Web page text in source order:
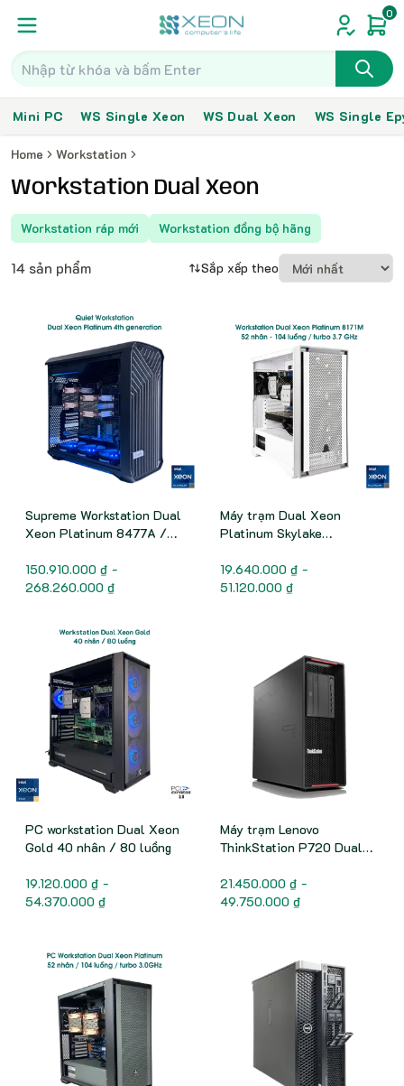
0
Mini PC WS Single Xeon WS Dual Xeon WS Single
Home Workstation
Workstation Dual Xeon
Workstation ráp mới Workstation đồng bộ hãng
14 sản phẩm Sắp xếp theo
Supreme Workstation Dual
Xeon Platinum 8477A /
turbo 3.8 GHz
150.910.000 ₫ -
268.260.000 ₫
Máy trạm Dual Xeon
Platinum Skylake
19.640.000 ₫ -
51.120.000 ₫
PC workstation Dual Xeon
Gold 40 nhân / 80 luồng
19.120.000 ₫ -
54.370.000 ₫
Máy trạm Lenovo
ThinkStation P720 Dual
21.450.000 ₫ -
49.750.000 ₫